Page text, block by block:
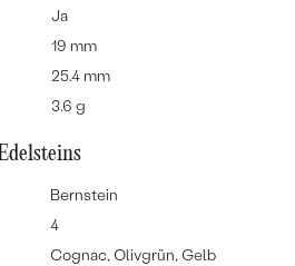
Ja
19 mm
25.4 mm
3.6 g
Bernstein
4
Cognac, Olivgrün, Gelb